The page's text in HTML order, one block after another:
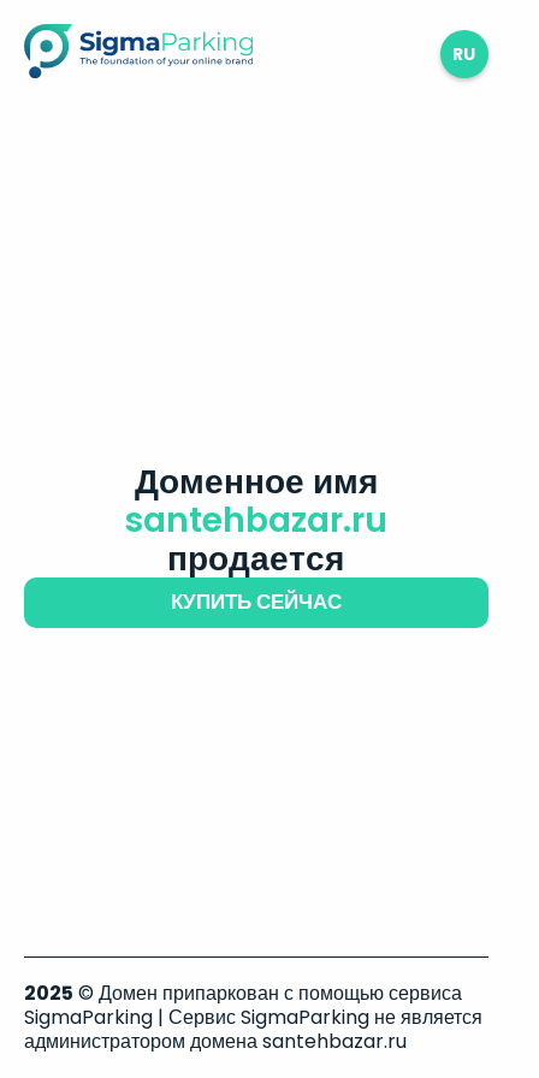
RU
Доменное имя
santehbazar.ru
продается
КУПИТЬ СЕЙЧАС
2025 © Домен припаркован с помощью сервиса
SigmaParking | Сервис SigmaParking не является
администратором домена santehbazar.ru